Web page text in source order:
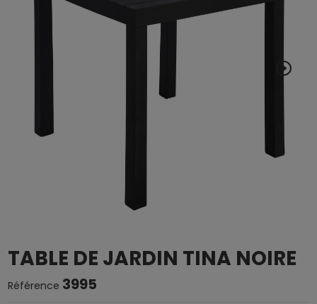
TABLE DE JARDIN TINA NOIRE
Référence 3995